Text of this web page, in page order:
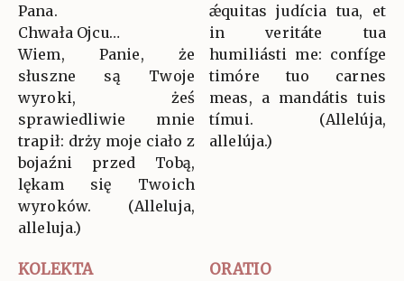
Pana.
Chwała Ojcu…
Wiem, Panie, że
słuszne są Twoje
wyroki, żeś
sprawiedliwie mnie
trapił: drży moje ciało z
bojaźni przed Tobą,
lękam się Twoich
wyroków. (Alleluja,
alleluja.)
ǽquitas judícia tua, et
in veritáte tua
humiliásti me: confíge
timóre tuo carnes
meas, a mandátis tuis
tímui. (Allelúja,
allelúja.)
KOLEKTA ORATIO